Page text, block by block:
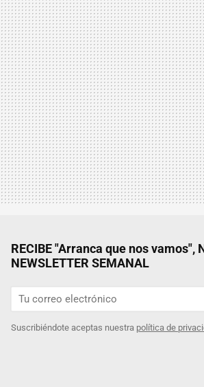
RECIBE "Arranca que nos vamos",
NEWSLETTER SEMANAL
Suscribiéndote aceptas nuestra política de